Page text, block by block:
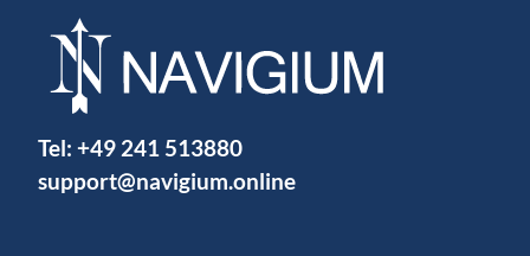
Tel: +49 241 513880
support@navigium.online